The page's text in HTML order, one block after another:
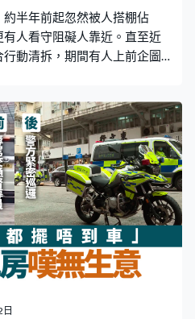
喺度，後尾我鋤
半年前起忽然被人搭棚佔
人看守阻礙人靠近。直至近
動清拆，期間有人上前企圖
間更有鄉音大媽看守出入
早前向免費電視77台節目
助多個政府部門，「佔領
住戶逃生無門。有關事件背
埗後巷被搭棚佔領 大媽看守
火警點逃生？ 跨部門聯合清
終於採取行動，地政總署、食
務處、警民關係組等部門聯
聲稱事前未接獲通知等不同
通告，要求清走違法放置棚